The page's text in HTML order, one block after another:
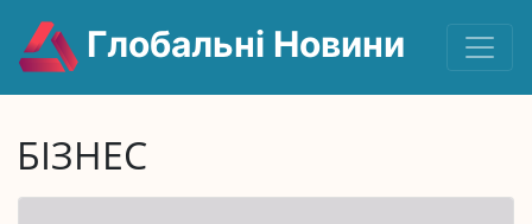
Глобальні Новини
БІЗНЕС